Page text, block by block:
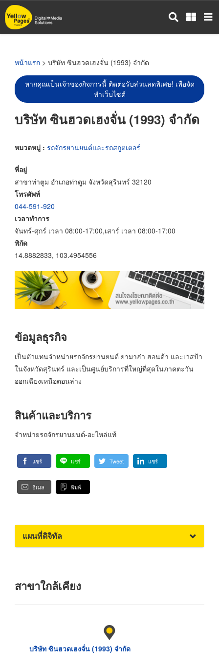
ข้าม
ไป
หน้าแรก > บริษัท ซินฮวดเฮงจั่น (1993) จำกัด
หากคุณเป็นเจ้าของกิจการนี้ ติดต่อรับส่วนลดพิเศษ! เพื่อจัด
ทำเว็บไซต์
บริษัท ซินฮวดเฮงจั่น (1993) จำกัด
หมวดหมู่ : รถจักรยานยนต์และรถสกูตเตอร์
ที่อยู่
สาขาท่าตูม อำเภอท่าตูม จังหวัดสุรินทร์ 32120
โทรศัพท์
044-591-920
เวลาทำการ
จันทร์-ศุกร์ เวลา 08:00-17:00,เสาร์ เวลา 08:00-17:00
พิกัด
14.8882833, 103.4954556
ข้อมูลธุรกิจ
เป็นตัวแทนจำหน่ายรถจักรยานยนต์ ยามาฮ่า ฮอนด้า และเวสป้า
ในจังหวัดสุรินทร์ และเป็นศูนย์บริการที่ใหญ่ที่สุดในภาคตะวัน
ออกเฉียงเหนือตอนล่าง
สินค้าและบริการ
จำหน่ายรถจักรยานยนต์-อะไหล่แท้
แชร์ แชร์ Tweet แชร์
อีเมล พิมพ์
แผนที่ดิจิทัล
สาขาใกล้เคียง
บริษัท ซินฮวดเฮงจั่น (1993) จำกัด